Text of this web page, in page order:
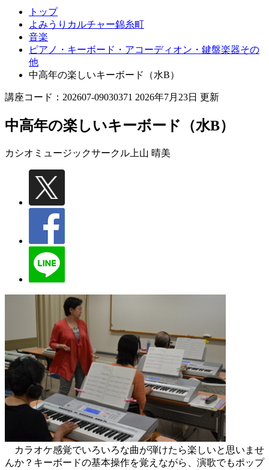
トップ
よみうりカルチャー錦糸町
音楽
ピアノ・キーボード・アコーディオン・鍵盤楽器その
他
中高年の楽しいキーボード（水B）
講座コード：202607-09030371 2026年7月23日 更新
中高年の楽しいキーボード（水B）
カシオミュージックサークル 上山 晴美
カラオケ感覚でいろいろな曲が弾けたら楽しいと思いませ
んか？キーボードの基本操作を覚えながら、演歌でもポップ